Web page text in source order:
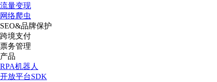
流量变现
网络爬虫
SEO&品牌保护
跨境支付
票务管理
产品
RPA机器人
开放平台SDK